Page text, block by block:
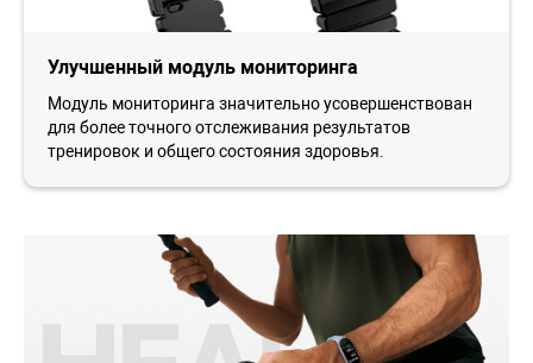
Улучшенный модуль мониторинга
Модуль мониторинга значительно усовершенствован
для более точного отслеживания результатов
тренировок и общего состояния здоровья.